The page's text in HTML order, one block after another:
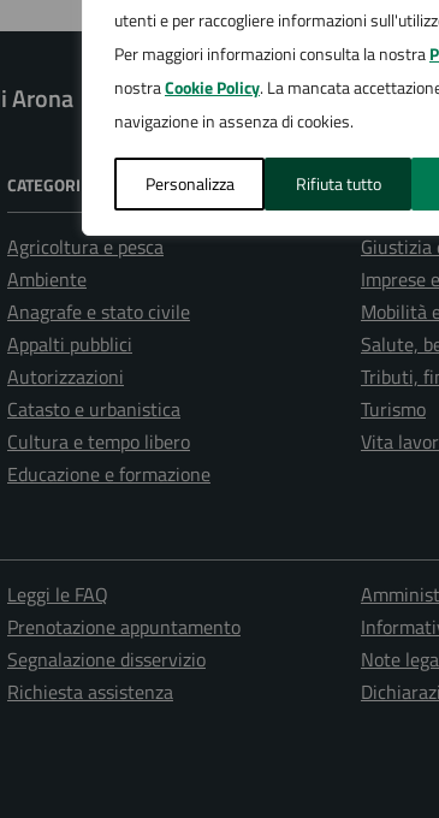
utenti e per raccogliere informazioni
Per maggiori informazioni consulta la nostra
nostraCookie Policy. La mancata
navigazione in assenza di cookies.
Personalizza Rifiuta tutto
Arona
CATEGORIE DI SERVIZIO
Agricoltura e pesca
Ambiente
Anagrafe e stato civile
Appalti pubblici
Autorizzazioni
Catasto e urbanistica
Cultura e tempo libero
Educazione e formazione
Giustizia
Imprese
Mobilità
Salute,
Tributi,
Turismo
Vita
Leggi le FAQ
Prenotazione appuntamento
Segnalazione disservizio
Richiesta assistenza
Note